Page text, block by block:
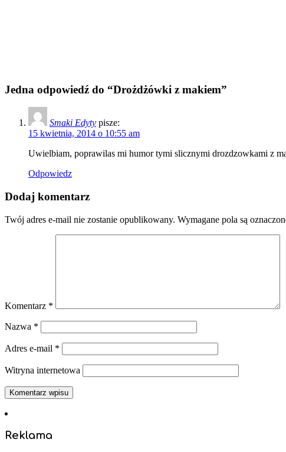
Jedna odpowiedź do “Drożdżówki z makiem”
Smaki Edyty pisze:
15 kwietnia, 2014 o 10:55 am
Uwielbiam, poprawilas mi humor tymi slicznymi drozdzowkami z
Odpowiedz
Dodaj komentarz
Twój adres e-mail nie zostanie opublikowany. Wymagane pola są
Komentarz *
Nazwa *
Adres e-mail *
Witryna internetowa
Reklama